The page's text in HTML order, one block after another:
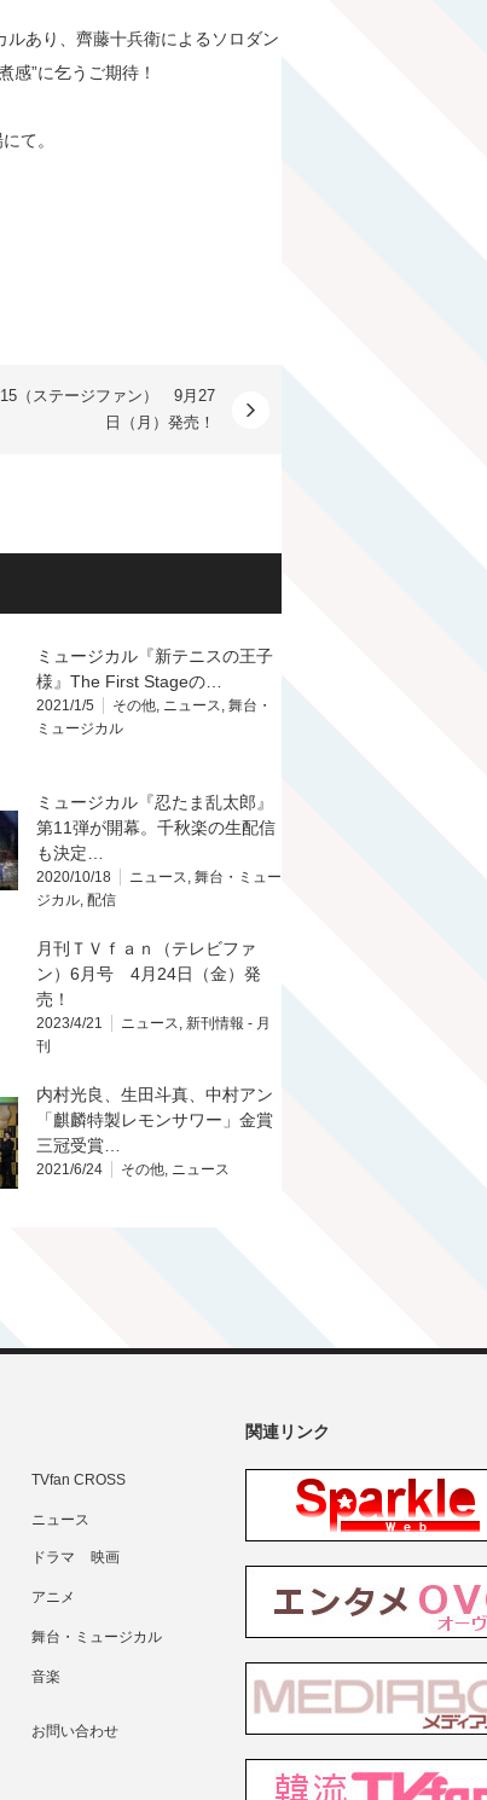
あり、齊藤十兵衛によるソロダン
”に乞うご期待！
て。
（ステージファン） 9月27
日（月）発売！
ミュージカル『新テニスの王子
様』The First Stageの…
2021/1/5 その他, ニュース, 舞台・
ミュージカル
ミュージカル『忍たま乱太郎』
第11弾が開幕。千秋楽の生配信
も決定…
2020/10/18 ニュース, 舞台・ミュー
ジカル, 配信
月刊ＴＶｆａｎ（テレビファ
ン）6月号 4月24日（金）発
売！
2023/4/21 ニュース, 新刊情報 - 月
刊
内村光良、生田斗真、中村アン
「麒麟特製レモンサワー」金賞
三冠受賞…
2021/6/24 その他, ニュース
TVfan CROSS
ニュース
ドラマ 映画
アニメ
舞台・ミュージカル
音楽
お問い合わせ
関連リンク